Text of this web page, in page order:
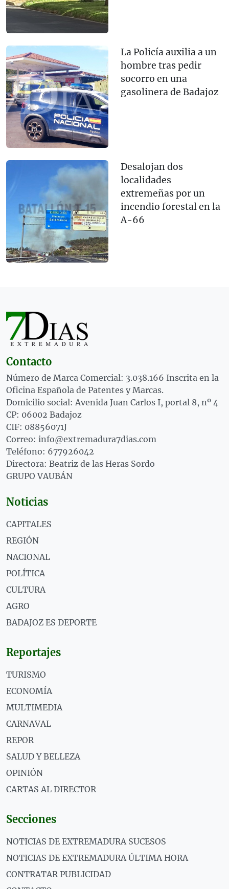
La Policía auxilia a un
hombre tras pedir
socorro en una
gasolinera de Badajoz
Desalojan dos
localidades
extremeñas por un
incendio forestal en la
A-66
Contacto
Número de Marca Comercial: 3.038.166 Inscrita en la
Oficina Española de Patentes y Marcas.
Domicilio social: Avenida Juan Carlos I, portal 8, nº 4
CP: 06002 Badajoz
CIF: 08856071J
Correo: info@extremadura7dias.com
Teléfono: 677926042
Directora: Beatriz de las Heras Sordo
GRUPO VAUBÁN
Noticias
CAPITALES
REGIÓN
NACIONAL
POLÍTICA
CULTURA
AGRO
BADAJOZ ES DEPORTE
Reportajes
TURISMO
ECONOMÍA
MULTIMEDIA
CARNAVAL
REPOR
SALUD Y BELLEZA
OPINIÓN
CARTAS AL DIRECTOR
Secciones
NOTICIAS DE EXTREMADURA SUCESOS
NOTICIAS DE EXTREMADURA ÚLTIMA HORA
CONTRATAR PUBLICIDAD